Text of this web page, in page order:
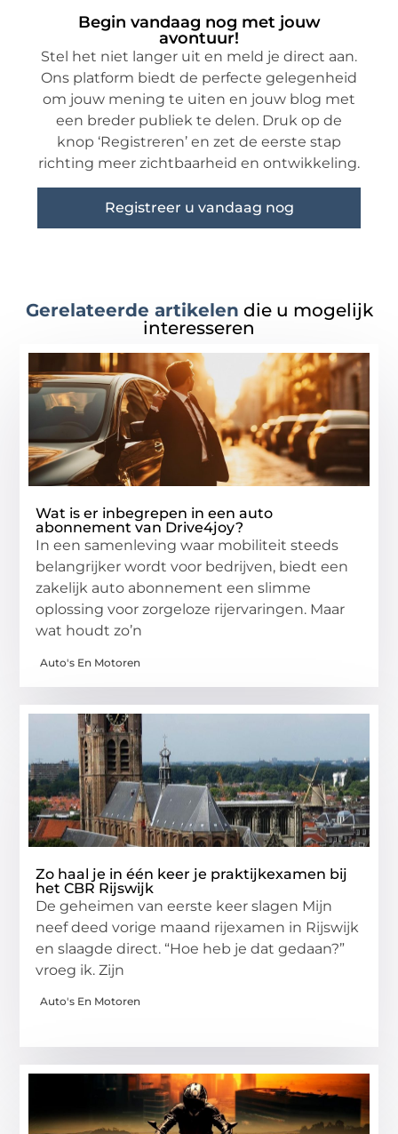
Begin vandaag nog met jouw
avontuur!
Stel het niet langer uit en meld je direct aan.
Ons platform biedt de perfecte gelegenheid
om jouw mening te uiten en jouw blog met
een breder publiek te delen. Druk op de
knop ‘Registreren’ en zet de eerste stap
richting meer zichtbaarheid en ontwikkeling.
Registreer u vandaag nog
Gerelateerde artikelen die u mogelijk
interesseren
Wat is er inbegrepen in een auto
abonnement van Drive4joy?
In een samenleving waar mobiliteit steeds
belangrijker wordt voor bedrijven, biedt een
zakelijk auto abonnement een slimme
oplossing voor zorgeloze rijervaringen. Maar
wat houdt zo’n
Auto's En Motoren
Zo haal je in één keer je praktijkexamen bij
het CBR Rijswijk
De geheimen van eerste keer slagen Mijn
neef deed vorige maand rijexamen in Rijswijk
en slaagde direct. “Hoe heb je dat gedaan?”
vroeg ik. Zijn
Auto's En Motoren